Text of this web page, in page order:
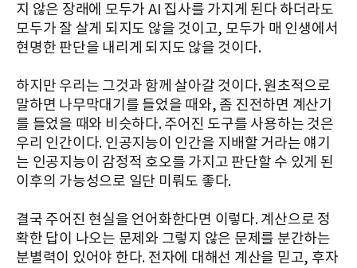
지 않은 장래에 모두가 AI 집사를 가지게 된다 하더라도
모두가 잘 살게 되지도 않을 것이고, 모두가 매 인생에서
현명한 판단을 내리게 되지도 않을 것이다.
하지만 우리는 그것과 함께 살아갈 것이다. 원초적으로
말하면 나무막대기를 들었을 때와, 좀 진전하면 계산기
를 들었을 때와 비슷하다. 주어진 도구를 사용하는 것은
우리 인간이다. 인공지능이 인간을 지배할 거라는 얘기
는 인공지능이 감정적 호오를 가지고 판단할 수 있게 된
이후의 가능성으로 일단 미뤄도 좋다.
결국 주어진 현실을 언어화한다면 이렇다. 계산으로 정
확한 답이 나오는 문제와 그렇지 않은 문제를 분간하는
분별력이 있어야 한다. 전자에 대해선 계산을 믿고, 후자